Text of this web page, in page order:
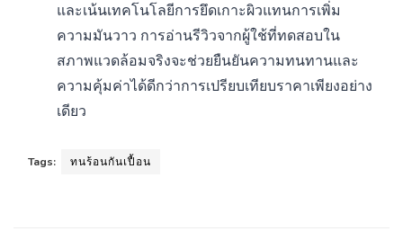
และเน้นเทคโนโลยีการยึดเกาะผิวแทนการเพิ่ม
ความมันวาว การอ่านรีวิวจากผู้ใช้ที่ทดสอบใน
สภาพแวดล้อมจริงจะช่วยยืนยันความทนทานและ
ความคุ้มค่าได้ดีกว่าการเปรียบเทียบราคาเพียงอย่าง
เดียว
Tags: ทนร้อนกันเปื้อน